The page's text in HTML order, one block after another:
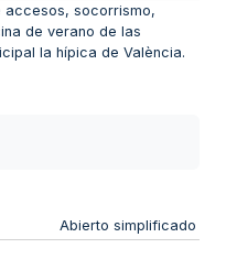
accesos, socorrismo,
de verano de las
la hípica de València.
Abierto simplificado